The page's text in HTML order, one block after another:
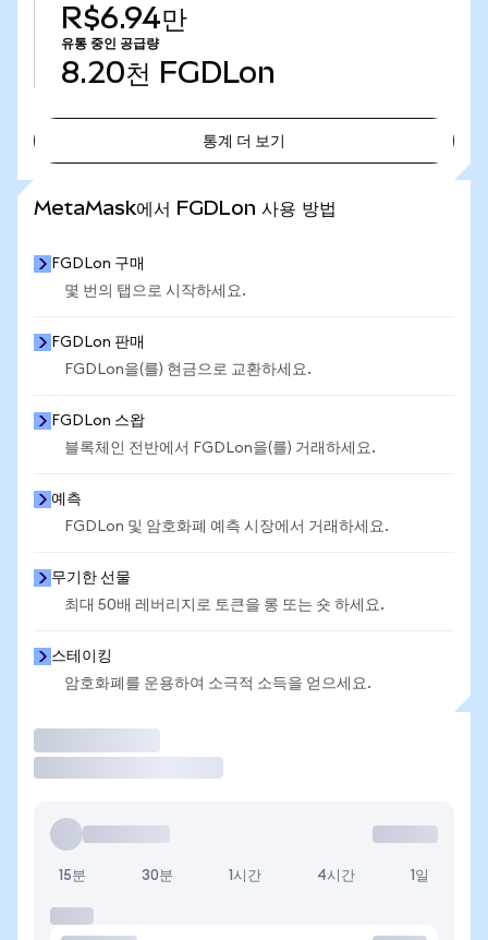
R$6.94만
유통 중인 공급량
8.20천 FGDLon
통계 더 보기
MetaMask에서 FGDLon 사용 방법
FGDLon 구매
몇 번의 탭으로 시작하세요.
FGDLon 판매
FGDLon을(를) 현금으로 교환하세요.
FGDLon 스왑
블록체인 전반에서 FGDLon을(를) 거래하세요.
예측
FGDLon 및 암호화폐 예측 시장에서 거래하세요.
무기한 선물
최대 50배 레버리지로 토큰을 롱 또는 숏 하세요.
스테이킹
암호화폐를 운용하여 소극적 소득을 얻으세요.
15분 30분 1시간 4시간 1일